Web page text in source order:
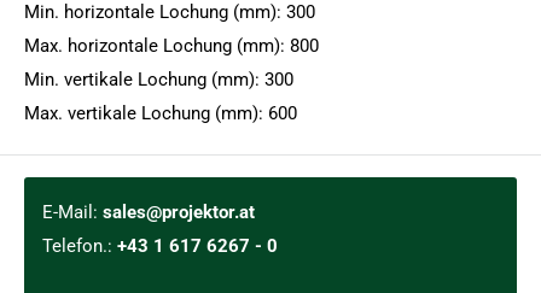
Min. horizontale Lochung (mm): 300
Max. horizontale Lochung (mm): 800
Min. vertikale Lochung (mm): 300
Max. vertikale Lochung (mm): 600
E-Mail: sales@projektor.at
Telefon.: +43 1 617 6267 - 0